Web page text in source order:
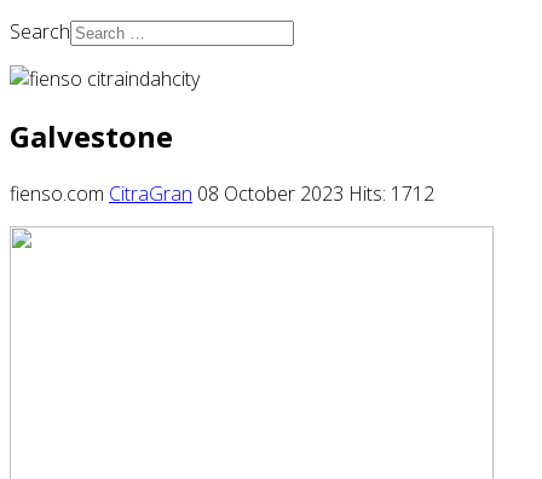
Search
Galvestone
fienso.com CitraGran 08 October 2023 Hits: 1712